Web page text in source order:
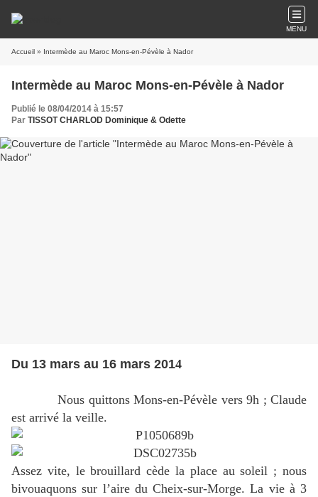
MENU
Accueil » Intermède au Maroc Mons-en-Pévèle à Nador
Intermède au Maroc Mons-en-Pévèle à Nador
Publié le 08/04/2014 à 15:57
Par TISSOT CHARLOD Dominique & Odette
Du 13 mars au 16 mars 2014
Nous quittons Mons-en-Pévèle vers 9h ; Claude
est arrivé la veille.
Assez vite, le brouillard cède la place au soleil ; nous
bivouaquons sur l’aire du Cheix-sur-Morge. La vie à 3